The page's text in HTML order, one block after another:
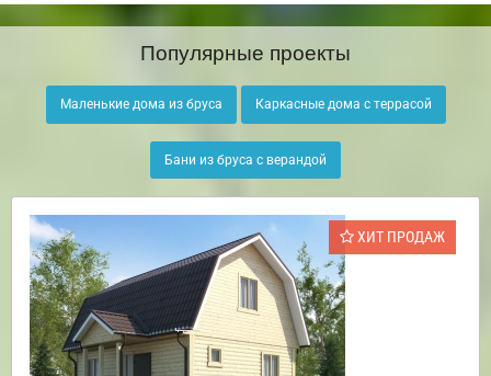
Популярные проекты
Маленькие дома из бруса Каркасные дома с террасой
Бани из бруса с верандой
ХИТ ПРОДАЖ